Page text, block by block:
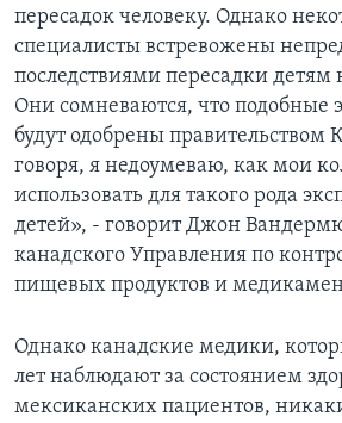
пересадок человеку. Однако
специалисты встревожены
последствиями пересадки
Они сомневаются, что подобные
будут одобрены правительством
говоря, я недоумеваю, как мои
использовать для такого рода
детей», - говорит Джон
канадского Управления по
пищевых продуктов и
Однако канадские медики,
лет наблюдают за состоянием
мексиканских пациентов,